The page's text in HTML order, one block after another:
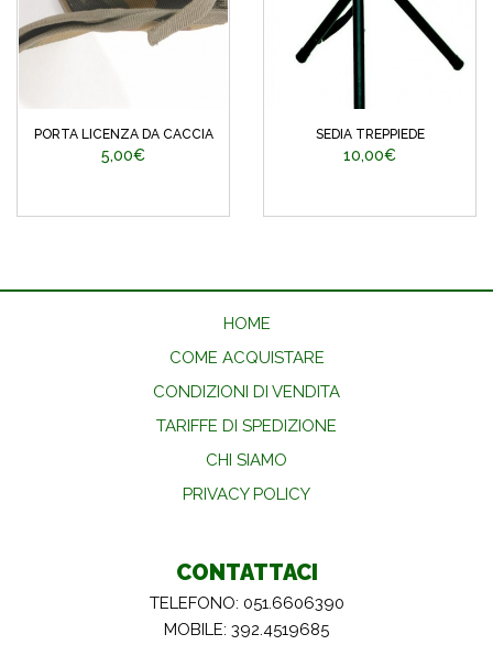
PORTA LICENZA DA CACCIA
5,00€
SEDIA TREPPIEDE
10,00€
HOME
COME ACQUISTARE
CONDIZIONI DI VENDITA
TARIFFE DI SPEDIZIONE
CHI SIAMO
PRIVACY POLICY
CONTATTACI
TELEFONO: 051.6606390
MOBILE: 392.4519685